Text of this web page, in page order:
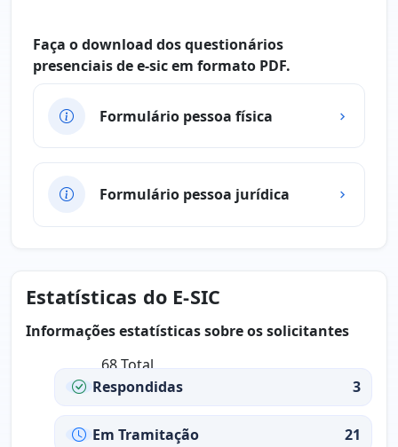
Faça o download dos questionários
presenciais de e-sic em formato PDF.
Formulário pessoa física
Formulário pessoa jurídica
Estatísticas do E-SIC
Informações estatísticas sobre os solicitantes
68 Total
Respondidas
3
Em Tramitação 21